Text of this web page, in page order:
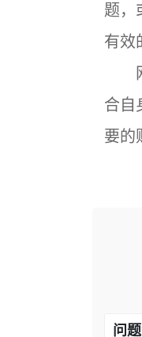
题，
有效
网
合自
要的
（
问